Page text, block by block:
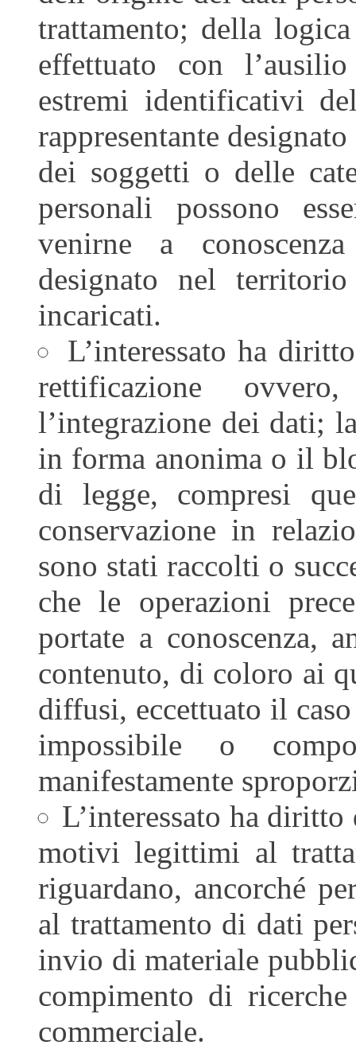
trattamento; della
effettuato con
estremi identificativi
rappresentante
dei soggetti o delle
personali possono
venirne a
designato nel
incaricati.
L’interessato ha
rettificazione
l’integrazione dei dati;
in forma anonima o il
di legge, compresi
conservazione in
sono stati raccolti o
che le operazioni
portate a conoscenza,
contenuto, di coloro ai
diffusi, eccettuato il
impossibile o
manifestamente
L’interessato ha
motivi legittimi al
riguardano, ancorché
al trattamento di dati
invio di materiale
compimento di
commerciale.